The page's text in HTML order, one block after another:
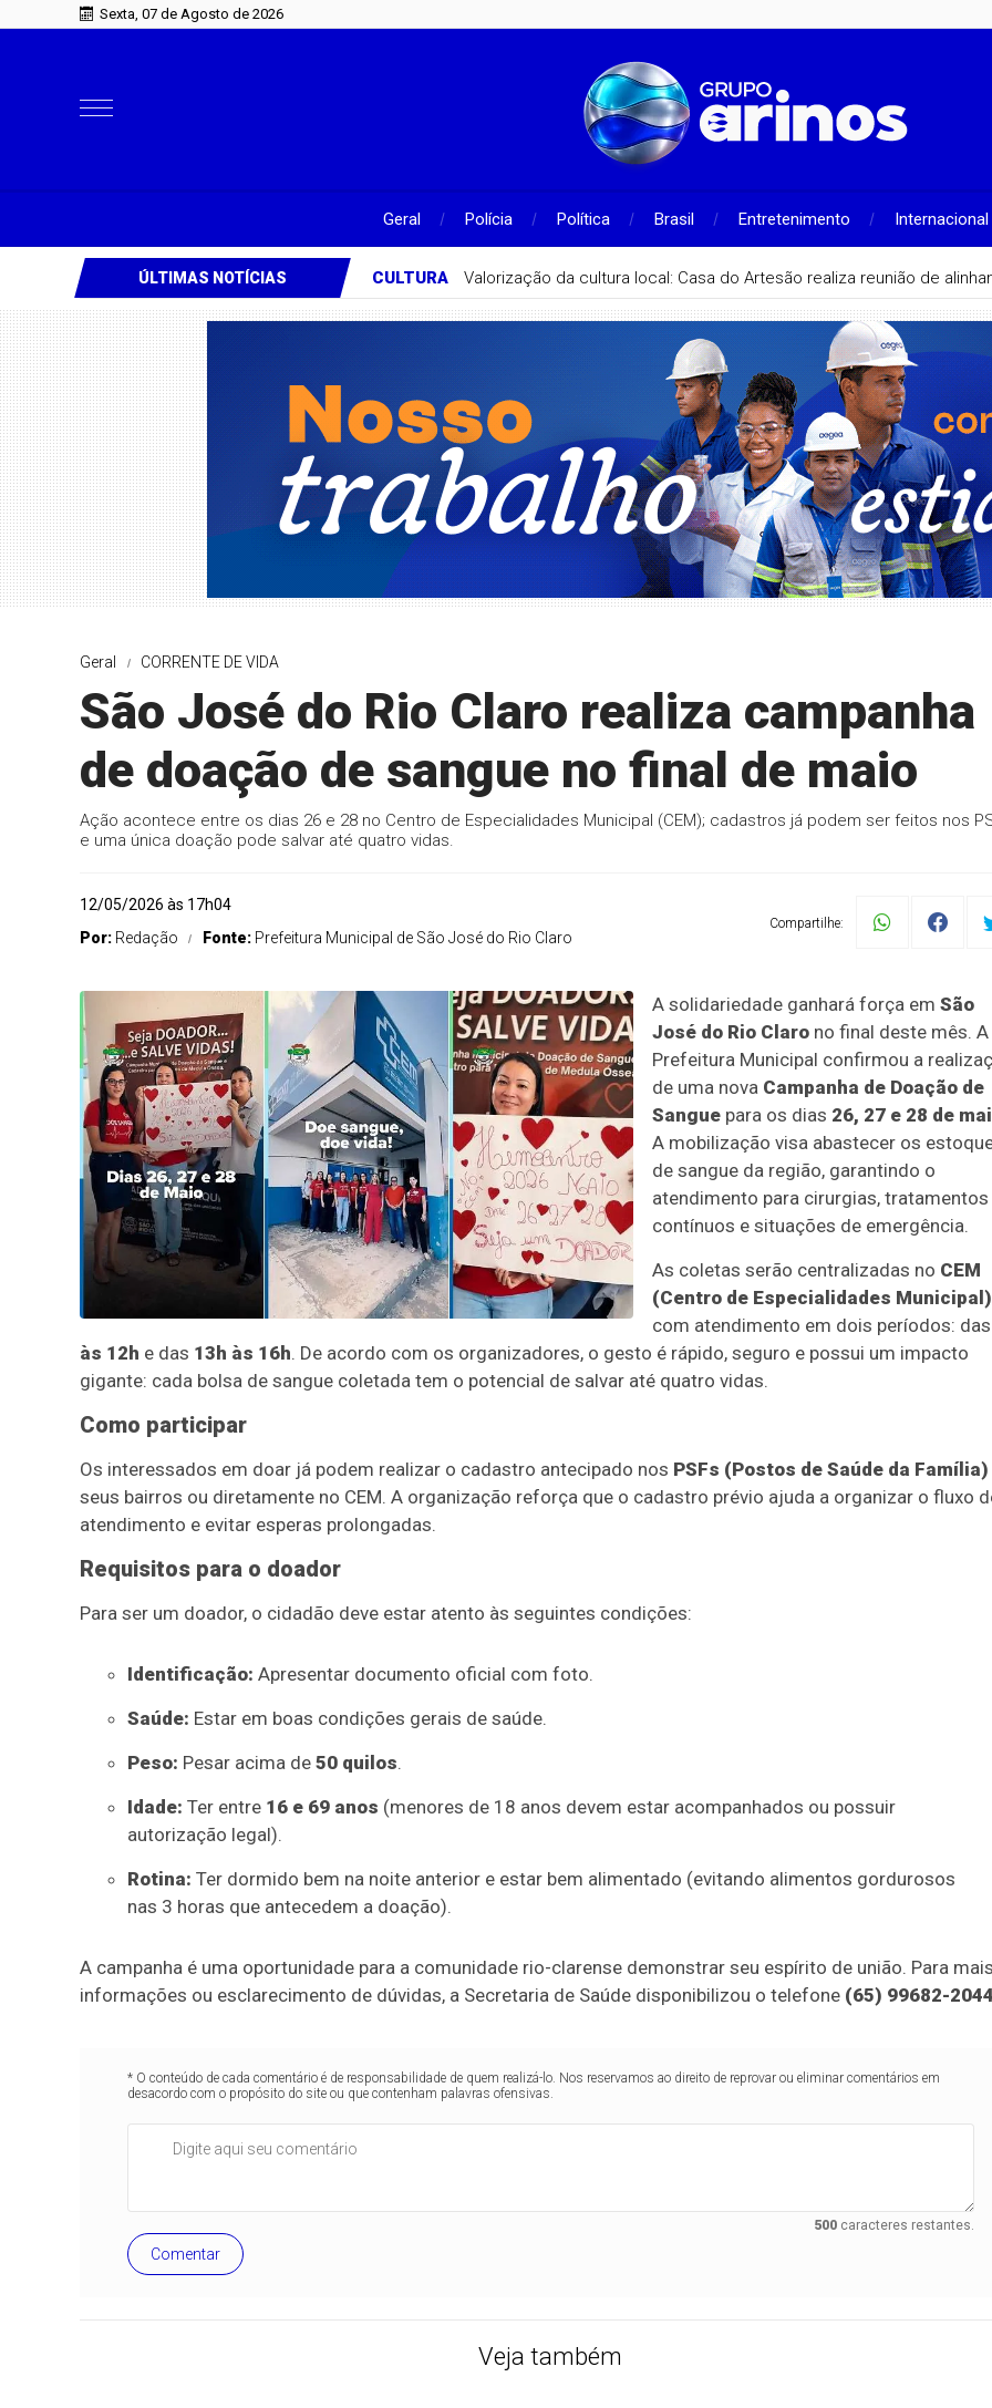
Sexta, 07 de Agosto de 2026
Geral Polícia Política Brasil Entretenimento Internacional
ÚLTIMAS NOTÍCIAS CULTURA Valorização da cultura local: Casa do Artesão realiza reunião de
Geral CORRENTE DE VIDA
São José do Rio Claro realiza campanha
de doação de sangue no final de maio
Ação acontece entre os dias 26 e 28 no Centro de Especialidades Municipal (CEM); cadastros já podem ser feitos nos
e uma única doação pode salvar até quatro vidas.
12/05/2026 às 17h04
Por: Redação Fonte: Prefeitura Municipal de São José do Rio Claro
Compartilhe:
A solidariedade ganhará força em São
José do Rio Claro no final deste mês. A
Prefeitura Municipal confirmou a
de uma nova Campanha de Doação de
Sangue para os dias 26, 27 e 28 de
A mobilização visa abastecer os
de sangue da região, garantindo o
atendimento para cirurgias, tratamentos
contínuos e situações de emergência.
As coletas serão centralizadas no CEM
(Centro de Especialidades Municipal)
com atendimento em dois períodos:
às 12h e das 13h às 16h. De acordo com os organizadores, o gesto é rápido, seguro e possui um impacto
gigante: cada bolsa de sangue coletada tem o potencial de salvar até quatro vidas.
Como participar
Os interessados em doar já podem realizar o cadastro antecipado nos PSFs (Postos de Saúde da Família)
seus bairros ou diretamente no CEM. A organização reforça que o cadastro prévio ajuda a organizar o fluxo
atendimento e evitar esperas prolongadas.
Requisitos para o doador
Para ser um doador, o cidadão deve estar atento às seguintes condições:
Identificação: Apresentar documento oficial com foto.
Saúde: Estar em boas condições gerais de saúde.
Peso: Pesar acima de 50 quilos.
Idade: Ter entre 16 e 69 anos (menores de 18 anos devem estar acompanhados ou possuir
autorização legal).
Rotina: Ter dormido bem na noite anterior e estar bem alimentado (evitando alimentos gordurosos
nas 3 horas que antecedem a doação).
A campanha é uma oportunidade para a comunidade rio-clarense demonstrar seu espírito de união. Para
informações ou esclarecimento de dúvidas, a Secretaria de Saúde disponibilizou o telefone (65) 99682-
* O conteúdo de cada comentário é de responsabilidade de quem realizá-lo. Nos reservamos ao direito de reprovar ou eliminar comentários em
desacordo com o propósito do site ou que contenham palavras ofensivas.
500caracteres restantes.
Comentar
Veja também